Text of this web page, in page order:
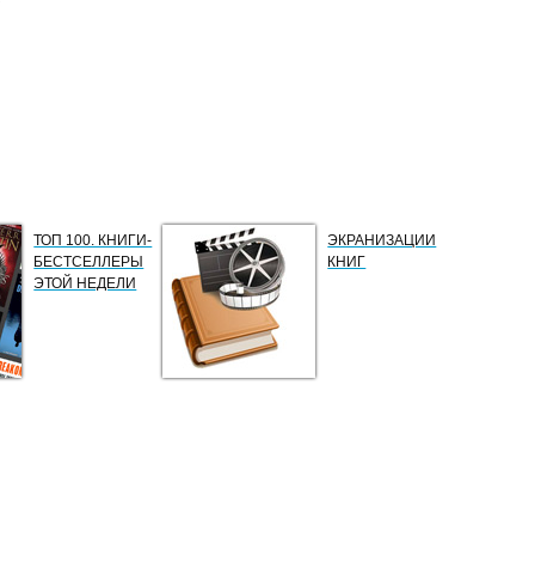
ТОП 100. КНИГИ-
БЕСТСЕЛЛЕРЫ
ЭТОЙ НЕДЕЛИ
ЭКРАНИЗАЦИИ
КНИГ